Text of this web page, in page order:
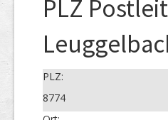
PLZ
PLZ:
8774